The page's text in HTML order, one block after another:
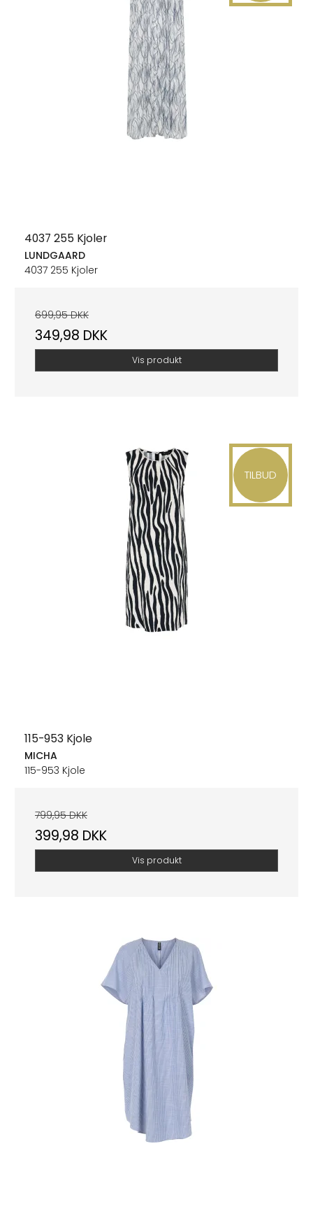
4037 255 Kjoler
LUNDGAARD
4037 255 Kjoler
699,95 DKK
349,98 DKK
Vis produkt
TILBUD
115-953 Kjole
MICHA
115-953 Kjole
799,95 DKK
399,98 DKK
Vis produkt